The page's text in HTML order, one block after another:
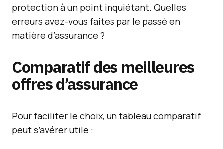
protection à un point inquiétant. Quelles
erreurs avez-vous faites par le passé en
matière d’assurance ?
Comparatif des meilleures
offres d’assurance
Pour faciliter le choix, un tableau comparatif
peut s’avérer utile :